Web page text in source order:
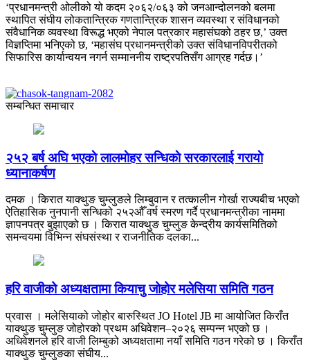
‘प्रधानमन्त्री ओलीको यो कदम २०६२/०६३ को जनआन्दोलनको बलमा
स्थापित संघीय लोकतान्त्रिक गणतान्त्रिक शासन व्यवस्था र संविधानको
संवैधानिक व्यवस्था विरूद्ध भएको नेपाल पत्रकार महासंघको ठहर छ,’ उक्त
विज्ञप्तिमा भनिएको छ, ‘महासंघ प्रधानमन्त्रीको उक्त संविधानविपरीतको
सिफारिस कार्यान्वयन नगर्न सम्माननीय राष्ट्रपतिसँग आग्रह गर्दछ।’
सम्बन्धित समाचार
२५२ बर्ष अघि भएकाे लालमाेहर सन्धिकाे सरकारलाई गरायाे
ध्यानाकर्षण
दमक । किरात याक्थुङ चुम्लुङले लिम्बुवान र तत्कालीन गोर्खा राज्यबीच भएको
ऐतिहासिक नुनपानी सन्धिको २५२औँ वर्ष स्मरण गर्दै प्रधानमन्त्रीका नाममा
ज्ञापनपत्र बुझाएको छ । किरात याक्थुङ चुम्लुङ केन्द्रीय कार्यसमितिको
समन्वयमा विभिन्न संघसंस्था र राजनीतिक दलका...
हरि वाजीको अध्यक्षतामा कियाचु जोहोर मलेसिया समिति गठन
प्रवास । मलेसियाको जोहोर बारुस्थित JO Hotel JB मा आयोजित किराँत
याक्थुङ चुम्लुङ जोहोरको प्रथम अधिवेशन–२०२६ सम्पन्न भएको छ ।
अधिवेशनले हरि वाजी लिम्बुको अध्यक्षतामा नयाँ समिति गठन गरेको छ । किराँत
याक्थुङ चुम्लुङका संघीय...